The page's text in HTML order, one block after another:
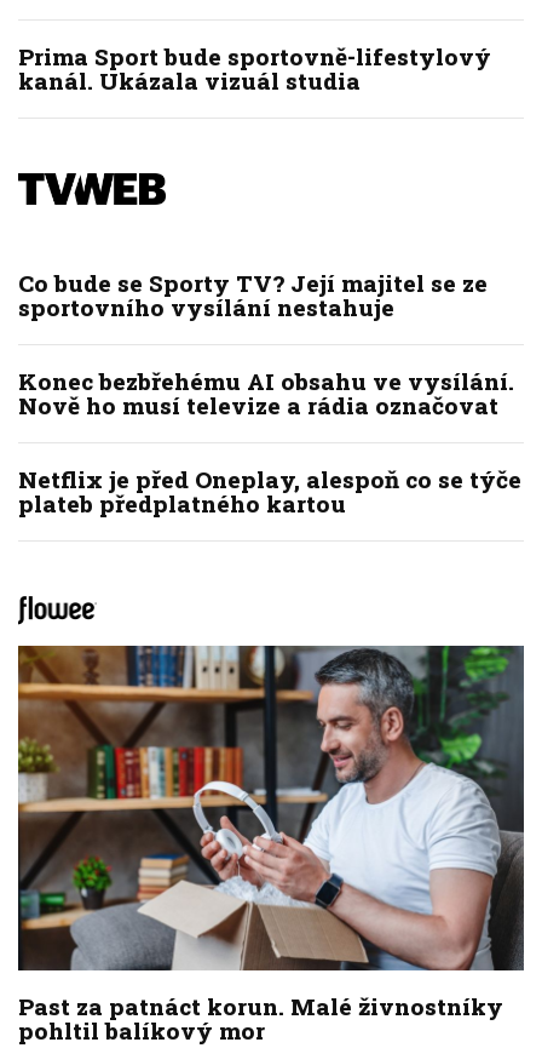
Prima Sport bude sportovně-lifestylový
kanál. Ukázala vizuál studia
Co bude se Sporty TV? Její majitel se ze
sportovního vysílání nestahuje
Konec bezbřehému AI obsahu ve vysílání.
Nově ho musí televize a rádia označovat
Netflix je před Oneplay, alespoň co se týče
plateb předplatného kartou
Past za patnáct korun. Malé živnostníky
pohltil balíkový mor